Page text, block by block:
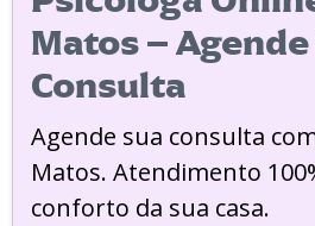
Matos –
Consulta
Agende sua consulta
Matos. Atendimento
conforto da sua casa.